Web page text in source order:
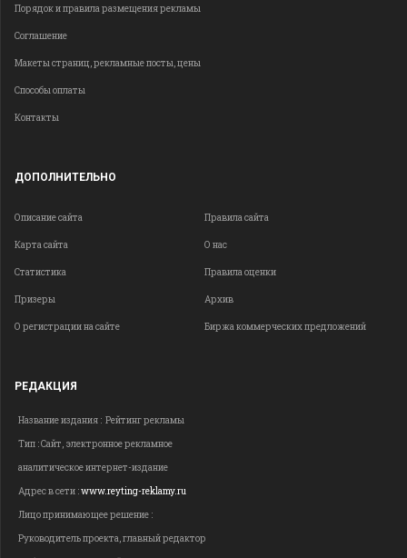
Порядок и правила размещения рекламы
Соглашение
Макеты страниц, рекламные посты, цены
Способы оплаты
Контакты
ДОПОЛНИТЕЛЬНО
Описание сайта Правила сайта
Карта сайта О нас
Статистика Правила оценки
Призеры Архив
О регистрации на сайте Биржа коммерческих предложений
РЕДАКЦИЯ
Название издания : Рейтинг рекламы
Тип : Сайт, электронное рекламное
аналитическое интернет-издание
Адрес в сети :www.reyting-reklamy.ru
Лицо принимающее решение :
Руководитель проекта, главный редактор